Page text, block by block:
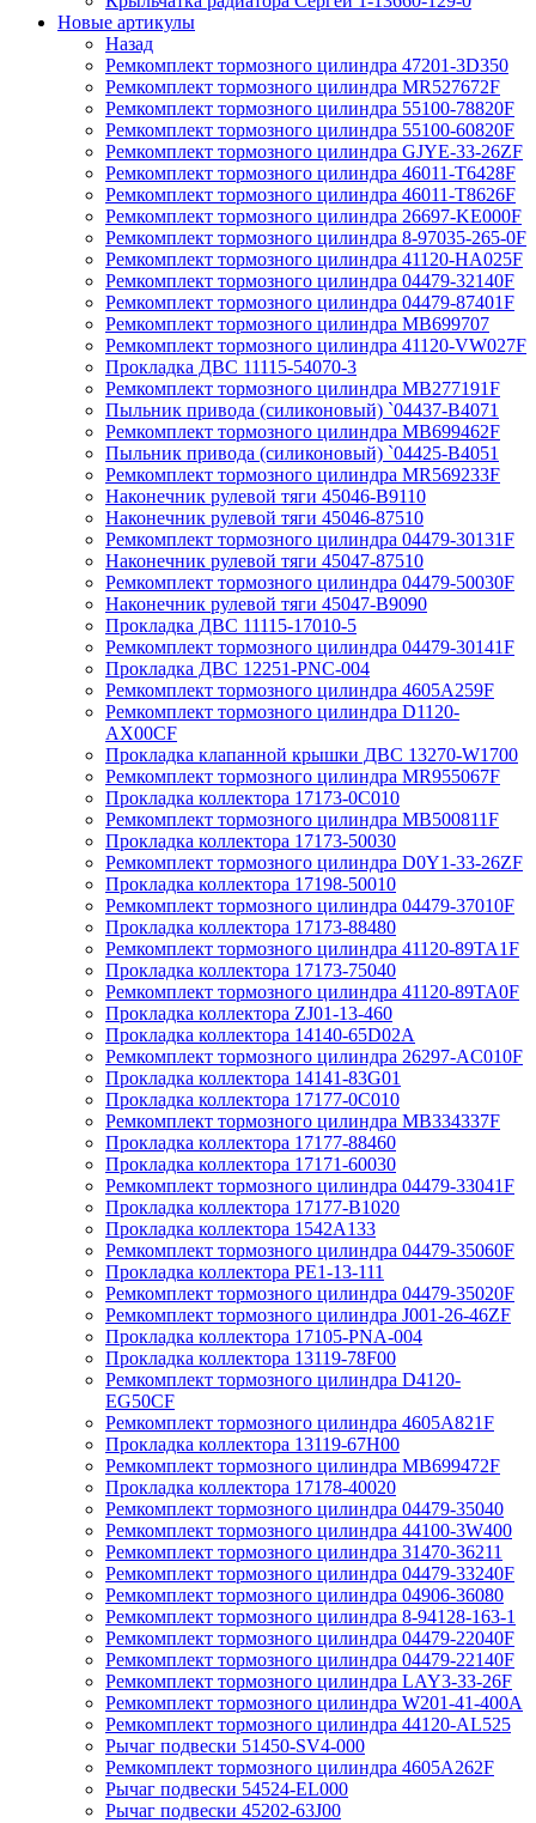
Новые артикулы
Назад
Ремкомплект тормозного цилиндра 47201-3D350
Ремкомплект тормозного цилиндра MR527672F
Ремкомплект тормозного цилиндра 55100-78820F
Ремкомплект тормозного цилиндра 55100-60820F
Ремкомплект тормозного цилиндра GJYE-33-26ZF
Ремкомплект тормозного цилиндра 46011-T6428F
Ремкомплект тормозного цилиндра 46011-T8626F
Ремкомплект тормозного цилиндра 26697-KE000F
Ремкомплект тормозного цилиндра 8-97035-265-0F
Ремкомплект тормозного цилиндра 41120-HA025F
Ремкомплект тормозного цилиндра 04479-32140F
Ремкомплект тормозного цилиндра 04479-87401F
Ремкомплект тормозного цилиндра MB699707
Ремкомплект тормозного цилиндра 41120-VW027F
Прокладка ДВС 11115-54070-3
Ремкомплект тормозного цилиндра MB277191F
Пыльник привода (силиконовый) `04437-B4071
Ремкомплект тормозного цилиндра MB699462F
Пыльник привода (силиконовый) `04425-B4051
Ремкомплект тормозного цилиндра MR569233F
Наконечник рулевой тяги 45046-B9110
Наконечник рулевой тяги 45046-87510
Ремкомплект тормозного цилиндра 04479-30131F
Наконечник рулевой тяги 45047-87510
Ремкомплект тормозного цилиндра 04479-50030F
Наконечник рулевой тяги 45047-B9090
Прокладка ДВС 11115-17010-5
Ремкомплект тормозного цилиндра 04479-30141F
Прокладка ДВС 12251-PNC-004
Ремкомплект тормозного цилиндра 4605A259F
Ремкомплект тормозного цилиндра D1120-
AX00CF
Прокладка клапанной крышки ДВС 13270-W1700
Ремкомплект тормозного цилиндра MR955067F
Прокладка коллектора 17173-0C010
Ремкомплект тормозного цилиндра MB500811F
Прокладка коллектора 17173-50030
Ремкомплект тормозного цилиндра D0Y1-33-26ZF
Прокладка коллектора 17198-50010
Ремкомплект тормозного цилиндра 04479-37010F
Прокладка коллектора 17173-88480
Ремкомплект тормозного цилиндра 41120-89TA1F
Прокладка коллектора 17173-75040
Ремкомплект тормозного цилиндра 41120-89TA0F
Прокладка коллектора ZJ01-13-460
Прокладка коллектора 14140-65D02A
Ремкомплект тормозного цилиндра 26297-AC010F
Прокладка коллектора 14141-83G01
Прокладка коллектора 17177-0C010
Ремкомплект тормозного цилиндра MB334337F
Прокладка коллектора 17177-88460
Прокладка коллектора 17171-60030
Ремкомплект тормозного цилиндра 04479-33041F
Прокладка коллектора 17177-B1020
Прокладка коллектора 1542A133
Ремкомплект тормозного цилиндра 04479-35060F
Прокладка коллектора PE1-13-111
Ремкомплект тормозного цилиндра 04479-35020F
Ремкомплект тормозного цилиндра J001-26-46ZF
Прокладка коллектора 17105-PNA-004
Прокладка коллектора 13119-78F00
Ремкомплект тормозного цилиндра D4120-
EG50CF
Ремкомплект тормозного цилиндра 4605A821F
Прокладка коллектора 13119-67H00
Ремкомплект тормозного цилиндра MB699472F
Прокладка коллектора 17178-40020
Ремкомплект тормозного цилиндра 04479-35040
Ремкомплект тормозного цилиндра 44100-3W400
Ремкомплект тормозного цилиндра 31470-36211
Ремкомплект тормозного цилиндра 04479-33240F
Ремкомплект тормозного цилиндра 04906-36080
Ремкомплект тормозного цилиндра 8-94128-163-1
Ремкомплект тормозного цилиндра 04479-22040F
Ремкомплект тормозного цилиндра 04479-22140F
Ремкомплект тормозного цилиндра LAY3-33-26F
Ремкомплект тормозного цилиндра W201-41-400A
Ремкомплект тормозного цилиндра 44120-AL525
Рычаг подвески 51450-SV4-000
Ремкомплект тормозного цилиндра 4605A262F
Рычаг подвески 54524-EL000
Рычаг подвески 45202-63J00